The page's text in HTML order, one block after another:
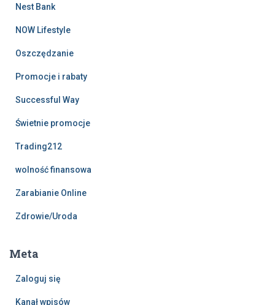
Nest Bank
NOW Lifestyle
Oszczędzanie
Promocje i rabaty
Successful Way
Świetnie promocje
Trading212
wolność finansowa
Zarabianie Online
Zdrowie/Uroda
Meta
Zaloguj się
Kanał wpisów